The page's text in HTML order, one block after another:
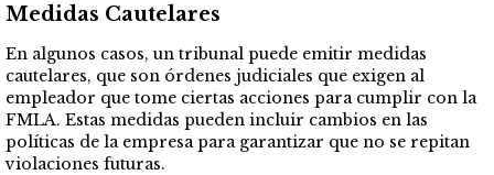
Medidas Cautelares
En algunos casos, un tribunal puede emitir medidas
cautelares, que son órdenes judiciales que exigen al
empleador que tome ciertas acciones para cumplir con la
FMLA. Estas medidas pueden incluir cambios en las
políticas de la empresa para garantizar que no se repitan
violaciones futuras.